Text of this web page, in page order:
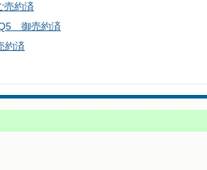
売約済
御売約済
約済